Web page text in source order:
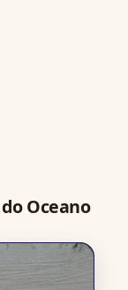
Oceano